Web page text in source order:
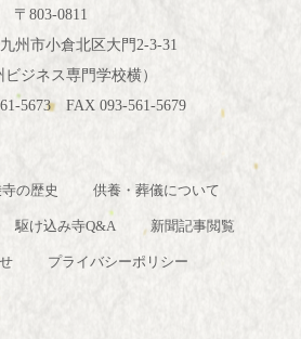
〒803-0811
州市小倉北区大門2-3-31
ビジネス専門学校横）
5673 FAX 093-561-5679
の歴史 供養・葬儀について
駆け込み寺Q&A 新聞記事閲覧
プライバシーポリシー